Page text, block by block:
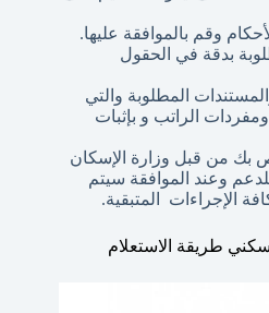
وقم بالموافقة عليها.
بدقة في الحقول
المطلوبة والتي
ومفردات الراتب و بإثبات
بك من قبل وزارة الإسكان
وعند الموافقة سيتم
الإجراءات المتبقية.
طريقة الاستعلام